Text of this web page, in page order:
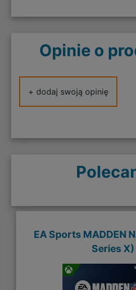
Opinie o
+ dodaj swoją opinię
EA Sports MADDEN
Series X)